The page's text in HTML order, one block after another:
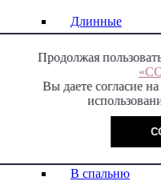
Продолжая
Вы даете согласие
Длинные
В прихожую
В спальню